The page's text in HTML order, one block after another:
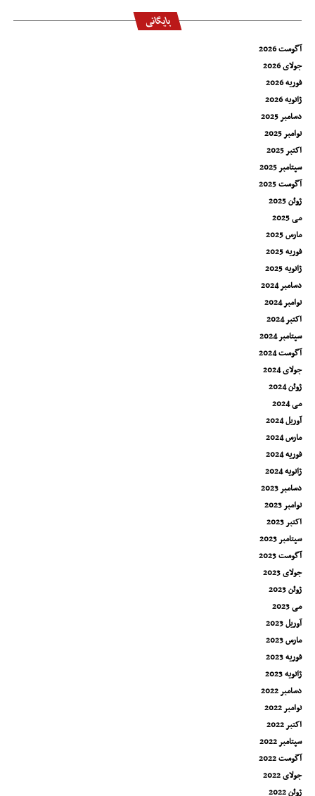
بایگانی
آگوست 2026
جولای 2026
فوریه 2026
ژانویه 2026
دسامبر 2025
نوامبر 2025
اکتبر 2025
سپتامبر 2025
آگوست 2025
ژوئن 2025
می 2025
مارس 2025
فوریه 2025
ژانویه 2025
دسامبر 2024
نوامبر 2024
اکتبر 2024
سپتامبر 2024
آگوست 2024
جولای 2024
ژوئن 2024
می 2024
آوریل 2024
مارس 2024
فوریه 2024
ژانویه 2024
دسامبر 2023
نوامبر 2023
اکتبر 2023
سپتامبر 2023
آگوست 2023
جولای 2023
ژوئن 2023
می 2023
آوریل 2023
مارس 2023
فوریه 2023
ژانویه 2023
دسامبر 2022
نوامبر 2022
اکتبر 2022
سپتامبر 2022
آگوست 2022
جولای 2022
ژوئن 2022